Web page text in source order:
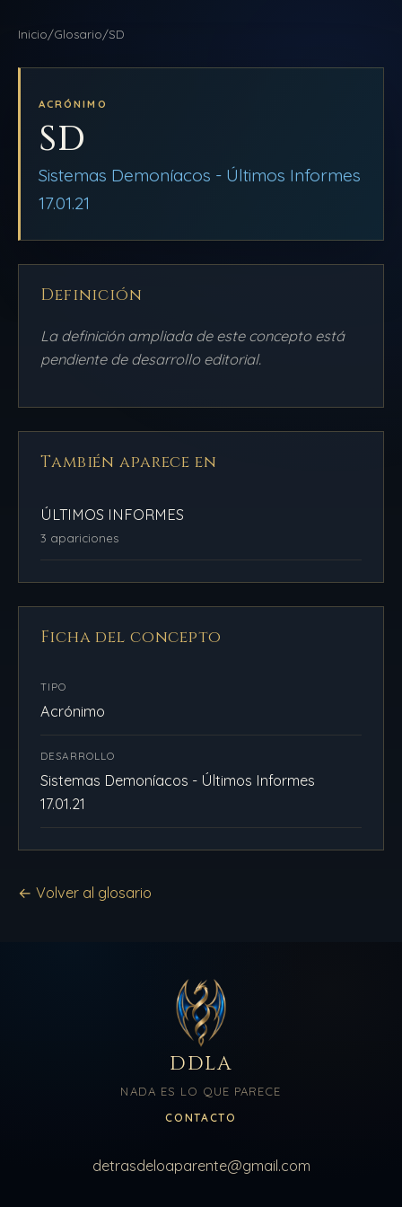
NAVEGACIÓN
INICIO
BLOG
AMEQC
Inicio/Glosario/SD
ACRÓNIMO
SD
Sistemas Demoníacos - Últimos Informes
17.01.21
Definición
La definición ampliada de este concepto está
pendiente de desarrollo editorial.
También aparece en
ÚLTIMOS INFORMES
3 apariciones
Ficha del concepto
TIPO
Acrónimo
DESARROLLO
Sistemas Demoníacos - Últimos Informes
17.01.21
← Volver al glosario
DDLA
NADA ES LO QUE PARECE
CONTACTO
detrasdeloaparente@gmail.com